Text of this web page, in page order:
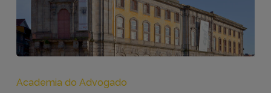
Acórdãos
Academia do Advogado